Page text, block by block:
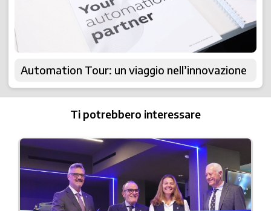
Automation Tour: un viaggio nell’innovazione
Ti potrebbero interessare